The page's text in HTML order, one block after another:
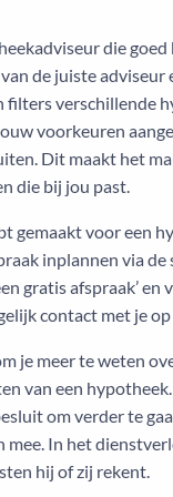
die
de juiste
filters verschillende
voorkeuren
Dit maakt het
die bij jou past.
gemaakt voor een
inplannen via
gratis afspraak’
contact met je
je meer te weten
van een
om verder te
mee. In het
hij of zij rekent.